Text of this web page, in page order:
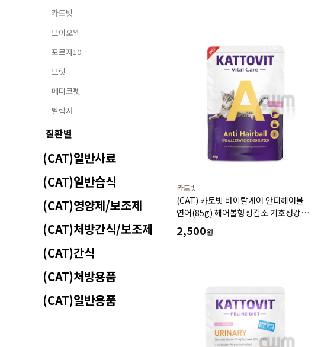
카토빗
브이오엠
포르자10
브릿
메디코펫
벨릭서
질환별
(CAT)일반사료
(CAT)일반습식
(CAT)영양제/보조제
(CAT)처방간식/보조제
(CAT)간식
(CAT)처방용품
(CAT)일반용품
카토빗
(CAT) 카토빗 바이탈케어 안티헤어볼
연어(85g) 헤어볼형성감소 기호성강화
활력유지에 도움
2,500원